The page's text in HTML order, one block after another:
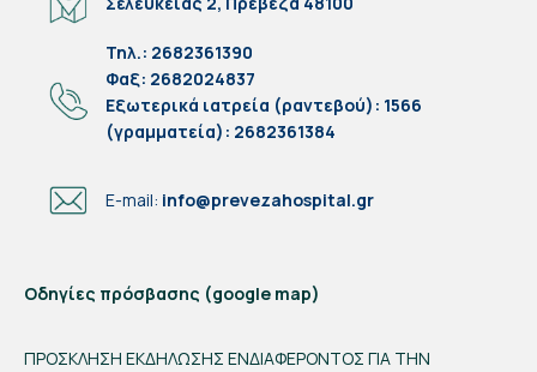
Τηλ.: 2682361390
Φαξ: 2682024837
Eξωτερικά ιατρεία (ραντεβού): 1566
(γραμματεία): 2682361384
E-mail: info@prevezahospital.gr
Οδηγίες πρόσβασης (google map)
ΠΡΟΣΚΛΗΣΗ ΕΚΔΗΛΩΣΗΣ ΕΝΔΙΑΦΕΡΟΝΤΟΣ ΓΙΑ ΤΗΝ